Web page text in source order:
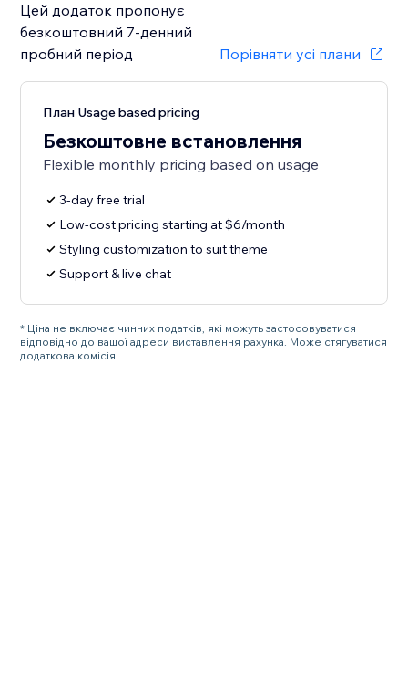
Цей додаток пропонує
безкоштовний 7‑денний
пробний період
Порівняти усі плани
План Usage based pricing
Безкоштовне встановлення
Flexible monthly pricing based on usage
3-day free trial
Low-cost pricing starting at $6/month
Styling customization to suit theme
Support & live chat
* Ціна не включає чинних податків, які можуть застосовуватися
відповідно до вашої адреси виставлення рахунка. Може стягуватися
додаткова комісія.